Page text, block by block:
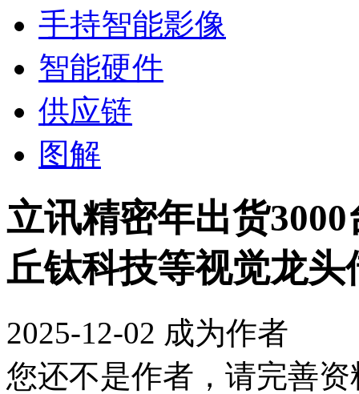
手持智能影像
智能硬件
供应链
图解
立讯精密年出货
丘钛科技等视觉龙头
2025-12-02 成为作者
您还不是作者，请完善资